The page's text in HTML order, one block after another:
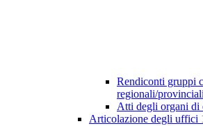
Rendiconti gruppi
regionali/provinciali
Atti degli organi di
Articolazione degli uffici